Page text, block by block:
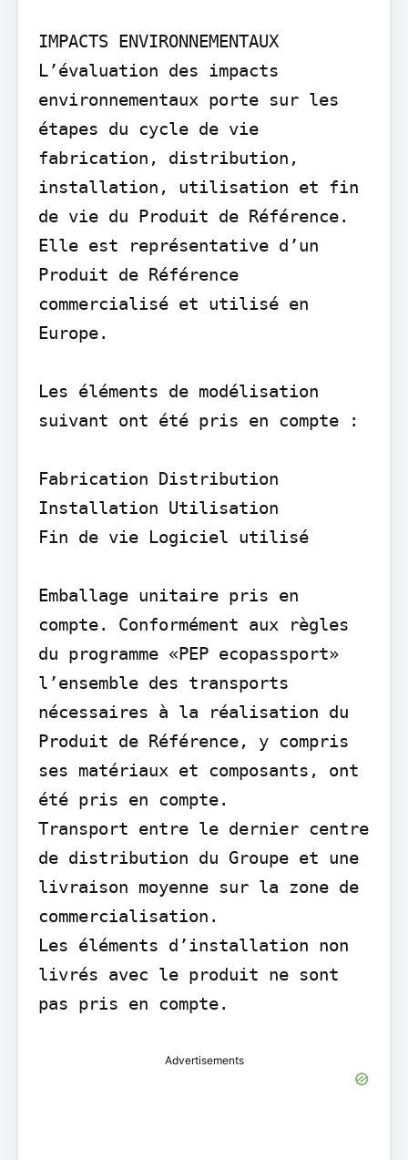
IMPACTS ENVIRONNEMENTAUX
L’évaluation des impacts
environnementaux porte sur les
étapes du cycle de vie
fabrication, distribution,
installation, utilisation et fin
de vie du Produit de Référence.
Elle est représentative d’un
Produit de Référence
commercialisé et utilisé en
Europe.
Les éléments de modélisation
suivant ont été pris en compte :
Fabrication Distribution
Installation Utilisation
Fin de vie Logiciel utilisé
Emballage unitaire pris en
compte. Conformément aux règles
du programme «PEP ecopassport»
l’ensemble des transports
nécessaires à la réalisation du
Produit de Référence, y compris
ses matériaux et composants, ont
été pris en compte.
Transport entre le dernier centre
de distribution du Groupe et une
livraison moyenne sur la zone de
commercialisation.
Les éléments d’installation non
livrés avec le produit ne sont
pas pris en compte.
Advertisements